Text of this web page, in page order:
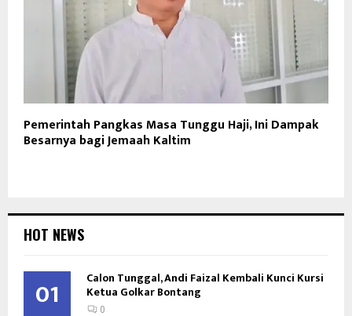
Pemerintah Pangkas Masa Tunggu Haji, Ini Dampak
Besarnya bagi Jemaah Kaltim
HOT NEWS
01 Calon Tunggal, Andi Faizal Kembali Kunci Kursi
Ketua Golkar Bontang
0